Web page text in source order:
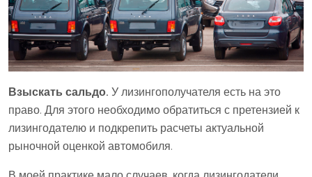
Взыскать сальдо. У лизингополучателя есть на это
право. Для этого необходимо обратиться с претензией к
лизингодателю и подкрепить расчеты актуальной
рыночной оценкой автомобиля.